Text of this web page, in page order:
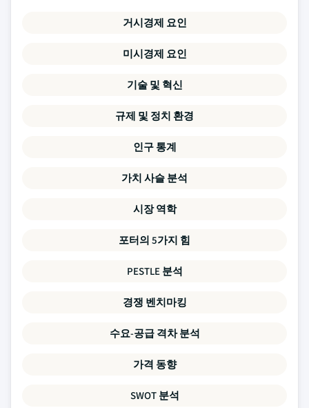
거시경제 요인
미시경제 요인
기술 및 혁신
규제 및 정치 환경
인구 통계
가치 사슬 분석
시장 역학
포터의 5가지 힘
PESTLE 분석
경쟁 벤치마킹
수요-공급 격차 분석
가격 동향
SWOT 분석